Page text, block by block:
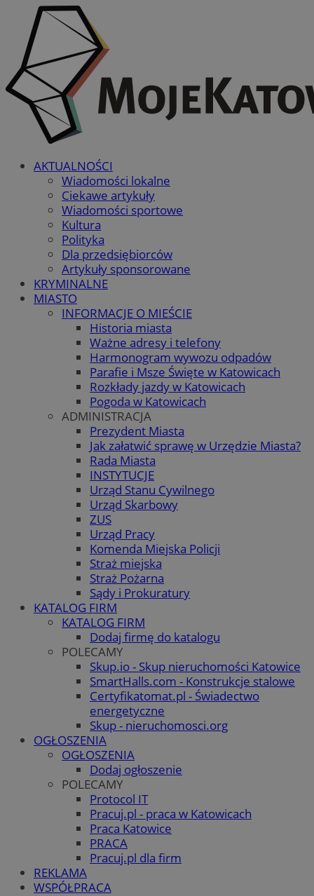
AKTUALNOŚCI
Wiadomości lokalne
Ciekawe artykuły
Wiadomości sportowe
Kultura
Polityka
Dla przedsiębiorców
Artykuły sponsorowane
KRYMINALNE
MIASTO
INFORMACJE O MIEŚCIE
Historia miasta
Ważne adresy i telefony
Harmonogram wywozu odpadów
Parafie i Msze Święte w Katowicach
Rozkłady jazdy w Katowicach
Pogoda w Katowicach
ADMINISTRACJA
Prezydent Miasta
Jak załatwić sprawę w Urzędzie Miasta?
Rada Miasta
INSTYTUCJE
Urząd Stanu Cywilnego
Urząd Skarbowy
ZUS
Urząd Pracy
Komenda Miejska Policji
Straż miejska
Straż Pożarna
Sądy i Prokuratury
KATALOG FIRM
KATALOG FIRM
Dodaj firmę do katalogu
POLECAMY
Skup.io - Skup nieruchomości Katowice
SmartHalls.com - Konstrukcje stalowe
Certyfikatomat.pl - Świadectwo
energetyczne
Skup - nieruchomosci.org
OGŁOSZENIA
OGŁOSZENIA
Dodaj ogłoszenie
POLECAMY
Protocol IT
Pracuj.pl - praca w Katowicach
Praca Katowice
PRACA
Pracuj.pl dla firm
REKLAMA
WSPÓŁPRACA